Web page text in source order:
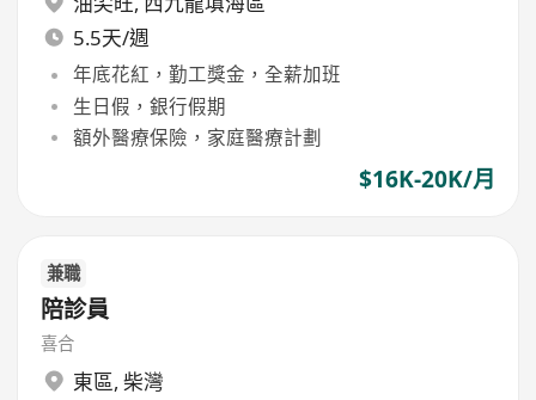
5.5天/週
年底花紅，勤工獎金，全薪加班
生日假，銀行假期
額外醫療保險，家庭醫療計劃
$16K-20K/月
兼職
陪診員
喜合
東區, 柴灣